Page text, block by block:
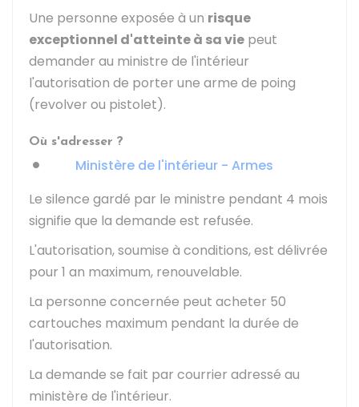
Une personne exposée à un risque
exceptionnel d'atteinte à sa vie peut
demander au ministre de l'intérieur
l'autorisation de porter une arme de poing
(revolver ou pistolet).
Où s'adresser ?
Ministère de l'intérieur - Armes
Le silence gardé par le ministre pendant 4 mois
signifie que la demande est refusée.
L'autorisation, soumise à conditions, est délivrée
pour 1 an maximum, renouvelable.
La personne concernée peut acheter 50
cartouches maximum pendant la durée de
l'autorisation.
La demande se fait par courrier adressé au
ministère de l'intérieur.